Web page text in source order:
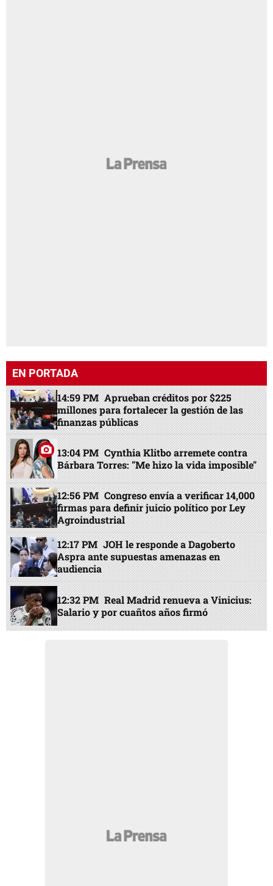
EN PORTADA
14:59 PM Aprueban créditos por $225
millones para fortalecer la gestión de las
finanzas públicas
13:04 PM Cynthia Klitbo arremete contra
Bárbara Torres: "Me hizo la vida imposible"
12:56 PM Congreso envía a verificar 14,000
firmas para definir juicio político por Ley
Agroindustrial
12:17 PM JOH le responde a Dagoberto
Aspra ante supuestas amenazas en
audiencia
12:32 PM Real Madrid renueva a Vinicius:
Salario y por cuañtos años firmó